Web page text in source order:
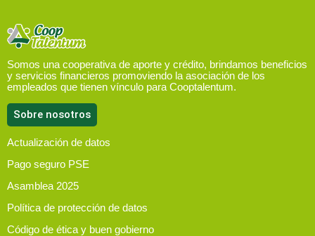
Somos una cooperativa de aporte y crédito, brindamos beneficios
y servicios financieros promoviendo la asociación de los
empleados que tienen vínculo para Cooptalentum.
Sobre nosotros
Actualización de datos
Pago seguro PSE
Asamblea 2025
Política de protección de datos
Código de ética y buen gobierno